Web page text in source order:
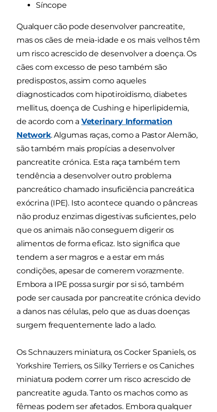
Síncope
Qualquer cão pode desenvolver pancreatite,
mas os cães de meia-idade e os mais velhos têm
um risco acrescido de desenvolver a doença. Os
cães com excesso de peso também são
predispostos, assim como aqueles
diagnosticados com hipotiroidismo, diabetes
mellitus, doença de Cushing e hiperlipidemia,
de acordo com a Veterinary Information
Network. Algumas raças, como a Pastor Alemão,
são também mais propícias a desenvolver
pancreatite crónica. Esta raça também tem
tendência a desenvolver outro problema
pancreático chamado insuficiência pancreática
exócrina (IPE). Isto acontece quando o pâncreas
não produz enzimas digestivas suficientes, pelo
que os animais não conseguem digerir os
alimentos de forma eficaz. Isto significa que
tendem a ser magros e a estar em más
condições, apesar de comerem vorazmente.
Embora a IPE possa surgir por si só, também
pode ser causada por pancreatite crónica devido
a danos nas células, pelo que as duas doenças
surgem frequentemente lado a lado.
Os Schnauzers miniatura, os Cocker Spaniels, os
Yorkshire Terriers, os Silky Terriers e os Caniches
miniatura podem correr um risco acrescido de
pancreatite aguda. Tanto os machos como as
fêmeas podem ser afetados. Embora qualquer